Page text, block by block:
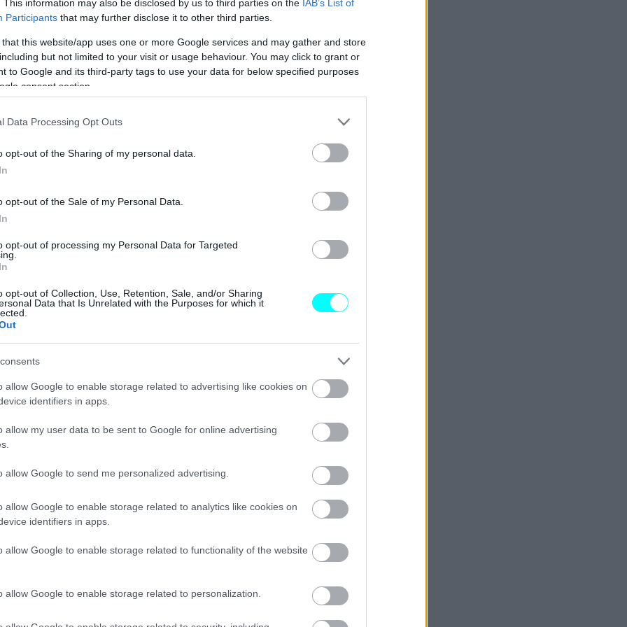
This information may also be disclosed by us to third parties on the IAB’s List of
Participants that may further disclose it to other third parties.
that this website/app uses one or more Google services and may gather and store
but not limited to your visit or usage behaviour. You may click to grant or
to Google and its third-party tags to use your data for below specified purposes
consent section.
Data Processing Opt Outs
opt-out of the Sharing of my personal data.
opt-out of the Sale of my Personal Data.
opt-out of processing my Personal Data for Targeted
opt-out of Collection, Use, Retention, Sale, and/or Sharing
Data that Is Unrelated with the Purposes for which it
allow Google to enable storage related to advertising like cookies on
identifiers in apps.
allow my user data to be sent to Google for online advertising
allow Google to send me personalized advertising.
allow Google to enable storage related to analytics like cookies on
identifiers in apps.
allow Google to enable storage related to functionality of the website
allow Google to enable storage related to personalization.